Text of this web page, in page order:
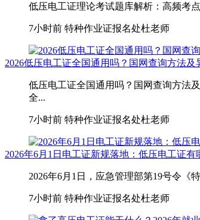
低压电工证理论考试题库解析：高频考
7小时前 特种作业证报名处杜老师
2026低压电工证全国通用吗？国网查询方法及
低压电工证全国通用吗？国网查询方法
全...
7小时前 特种作业证报名处杜老师
2026年6月1日电工证新规落地：低压电工证有
2026年6月1日，应急管理部第19号令《
7小时前 特种作业证报名处杜老师